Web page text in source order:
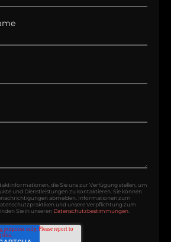
die Sie uns zur Verfügung stellen, um
und Dienstleistungen zu kontaktieren. Sie können
abmelden. Informationen zum
und unsere Verpflichtung zum
Sie in unseren Datenschutzbestimmungen